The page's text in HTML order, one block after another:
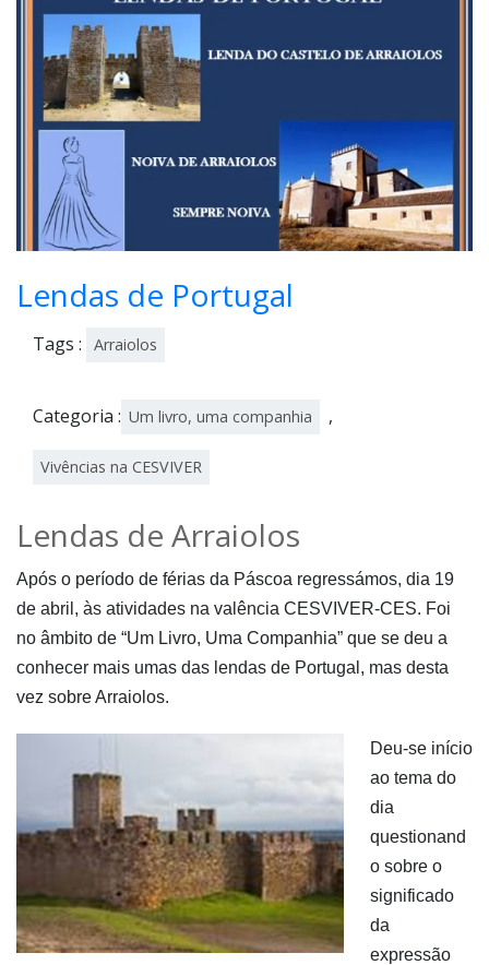
il,
202
2
Lendas de Portugal
Tags : Arraiolos
Categoria : Um livro, uma companhia ,
Vivências na CESVIVER
Lendas de Arraiolos
Após o período de férias da Páscoa regressámos, dia 19
de abril, às atividades na valência CESVIVER-CES. Foi
no âmbito de “Um Livro, Uma Companhia” que se deu a
conhecer mais umas das lendas de Portugal, mas desta
vez sobre Arraiolos.
Deu-se início
ao tema do
dia
questionand
o sobre o
significado
da
expressão